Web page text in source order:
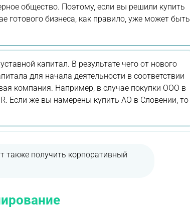
общество. Поэтому, если вы решили купить
готового бизнеса, как правило, уже может быть
капитал. В результате чего от нового
для начала деятельности в соответствии
компания. Например, в случае покупки ООО в
Если же вы намерены купить АО в Словении, то
также получить корпоративный